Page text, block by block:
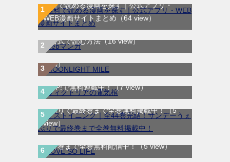
無料で読める漫画を探す｜公式アプリ・
WEB漫画サイトまとめ （64 view）
WEB漫画サイト一覧｜ブラウザで無料漫画
を公式で読む方法（16 view）
MOONLIGHT MILE｜最新刊第23巻！マンガ
ワンで最新刊まで全巻無料配信中！（15
view）
ヴィクトリアの電気棺｜最新刊第2巻！マン
ガUP!で無料連載中！（7 view）
ラストイニング｜全44巻完結！サンデーう
ぇぶりで最終巻まで全巻無料掲載中！（5
view）
LOVE SO LIFE｜全17巻完結！マンガParkで
最終巻まで全巻無料配信中！（5 view）
テノゲカ｜最新刊第2巻！サンデーうぇぶり